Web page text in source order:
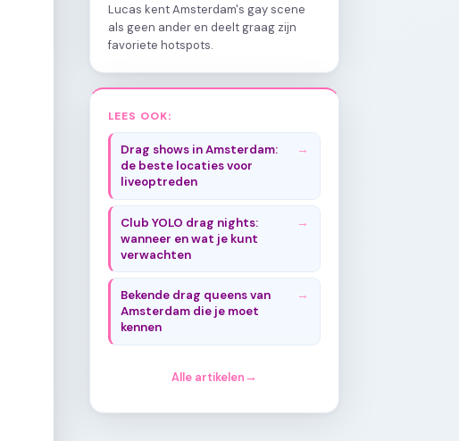
Lucas kent Amsterdam's gay scene
als geen ander en deelt graag zijn
favoriete hotspots.
LEES OOK:
Drag shows in Amsterdam:
de beste locaties voor
liveoptreden
Club YOLO drag nights:
wanneer en wat je kunt
verwachten
Bekende drag queens van
Amsterdam die je moet
kennen
Alle artikelen